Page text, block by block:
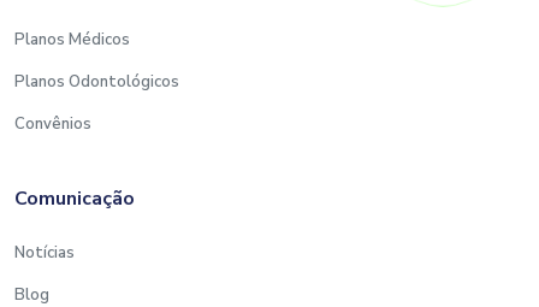
Planos Médicos
Planos Odontológicos
Convênios
Comunicação
Notícias
Blog